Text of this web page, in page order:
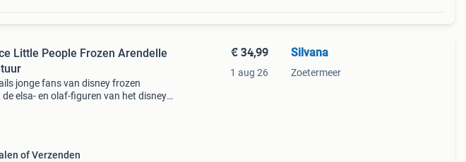
Little People Frozen Arendelle
jonge fans van disney frozen
de elsa- en olaf-figuren van het disney
of Verzenden
€ 34,99
1 aug 26
Silvana
Zoetermeer